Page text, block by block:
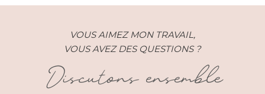
VOUS AIMEZ MON TRAVAIL,
VOUS AVEZ DES QUESTIONS ?
Discutons ensemble